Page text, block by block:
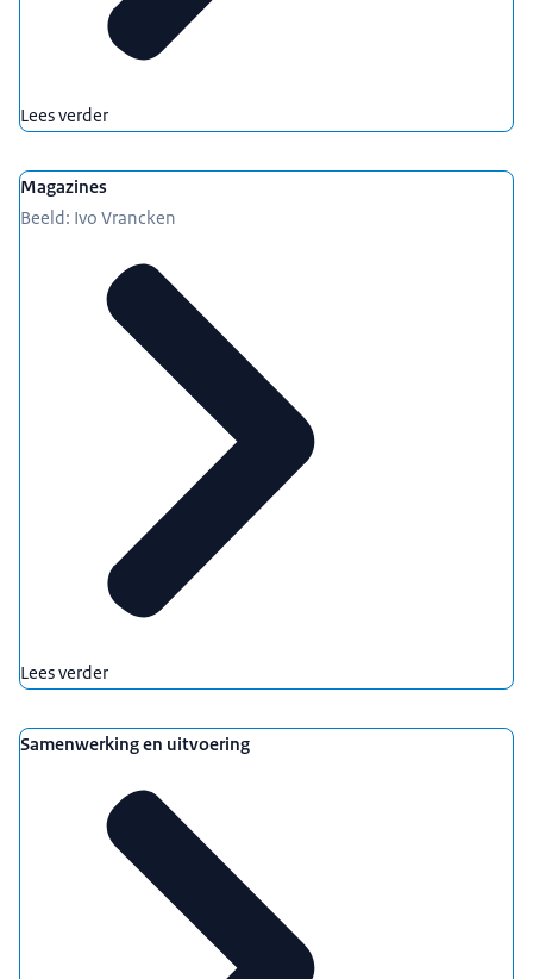
Lees verder
Magazines
Beeld: Ivo Vrancken
Lees verder
Samenwerking en uitvoering